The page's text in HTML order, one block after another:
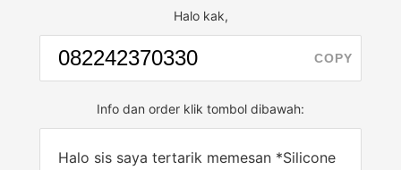
Halo kak,
COPY
Info dan order klik tombol dibawah:
Halo sis saya tertarik memesan *Silicone